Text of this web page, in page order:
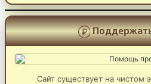
Сайт существует на чистом